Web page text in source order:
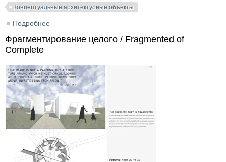
Концептуальные архитектурные объекты
Подробнее
Фрагментирование целого / Fragmented of
Complete